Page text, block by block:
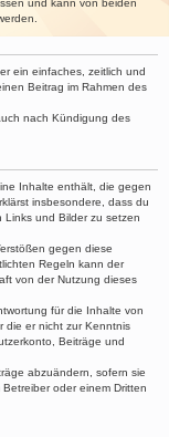
und kann von beiden
ein einfaches, zeitlich und
Beitrag im Rahmen des
nach Kündigung des
Inhalte enthält, die gegen
insbesondere, dass du
und Bilder zu setzen
gegen diese
Regeln kann der
von der Nutzung dieses
für die Inhalte von
die er nicht zur Kenntnis
Beiträge und
abzuändern, sofern sie
oder einem Dritten